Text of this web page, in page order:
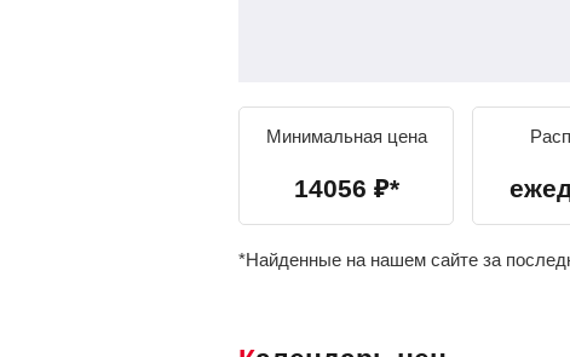
Минимальная цена
14056 ₽*
*Найденные на нашем сайте за